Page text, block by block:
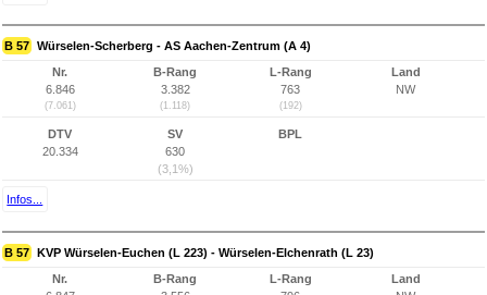
B 57 Würselen-Scherberg - AS Aachen-Zentrum (A 4)
Nr.
6.846
(7.061)
B-Rang
3.382
(1.118)
L-Rang
763
(192)
Land
NW
DTV
20.334
SV
630
(3,1%)
BPL
Infos...
B 57 KVP Würselen-Euchen (L 223) - Würselen-Elchenrath (L 23)
Nr.
B-Rang
L-Rang
Land